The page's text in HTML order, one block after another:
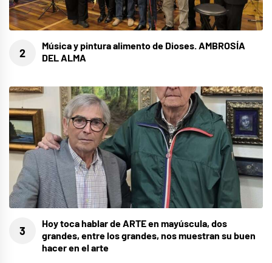
Música y pintura alimento de Dioses. AMBROSÍA
DEL ALMA
Hoy toca hablar de ARTE en mayúscula, dos
grandes, entre los grandes, nos muestran su buen
hacer en el arte